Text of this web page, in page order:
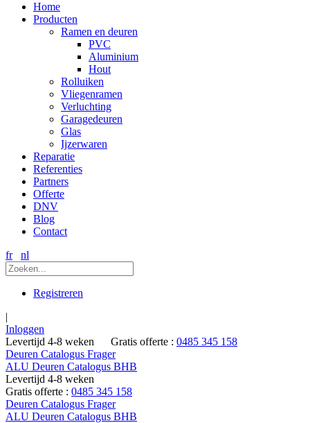
Home
Producten
Ramen en deuren
PVC
Aluminium
Hout
Rolluiken
Vliegenramen
Verluchting
Garagedeuren
Glas
Ijzerwaren
Reparatie
Referenties
Partners
Offerte
DNV
Blog
Contact
fr
nl
Registreren
|
Inloggen
Levertijd 4-8 weken
Gratis offerte : 0485 345 158
Deuren Catalogus Frager
ALU Deuren Catalogus BHB
Levertijd 4-8 weken
Gratis offerte : 0485 345 158
Deuren Catalogus Frager
ALU Deuren Catalogus BHB